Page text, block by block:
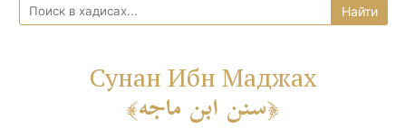
Сунан Ибн Маджах
سنن ابن ماجه